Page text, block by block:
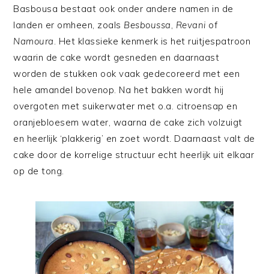
Basbousa bestaat ook onder andere namen in de
landen er omheen, zoals Besboussa, Revani of
Namoura. Het klassieke kenmerk is het ruitjespatroon
waarin de cake wordt gesneden en daarnaast
worden de stukken ook vaak gedecoreerd met een
hele amandel bovenop. Na het bakken wordt hij
overgoten met suikerwater met o.a. citroensap en
oranjebloesem water, waarna de cake zich volzuigt
en heerlijk ‘plakkerig’ en zoet wordt. Daarnaast valt de
cake door de korrelige structuur echt heerlijk uit elkaar
op de tong.